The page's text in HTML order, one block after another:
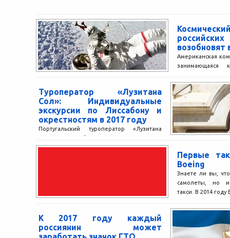
возобновят
Американская
занимающаяся
космической
соглашение,
года...
Туроператор «Лузитана
Сол»: Индивидуальные
экскурсии по Лиссабону и
окрестностям в 2017 году
Португальский туроператор «Лузитана
Сол» разработал индивидуальные
экскурсии по Лиссабону и провинции на
Первые
Boeing
Знаете ли вы,
самолеты, но и
такси. В 2014
К 2017 году каждый
россиянин может